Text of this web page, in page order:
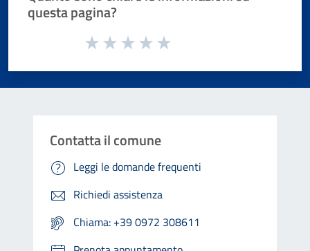
questa pagina?
Valuta da 1 a 5 stelle la pagina
Contatta il comune
Leggi le domande frequenti
Richiedi assistenza
Chiama: +39 0972 308611